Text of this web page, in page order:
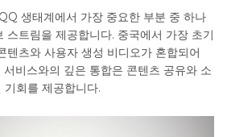
생태계에서 가장 중요한 부분 중 하나
스트림을 제공합니다. 중국에서 가장 초기
텐츠와 사용자 생성 비디오가 혼합되어
비스와의 깊은 통합은 콘텐츠 공유와 소
회를 제공합니다.